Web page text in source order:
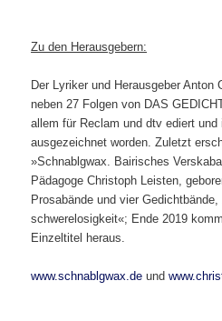
Zu den Herausgebern:
Der Lyriker und Herausgeber Anton
neben 27 Folgen von DAS
allem für Reclam und dtv ediert
ausgezeichnet worden. Zuletzt
»Schnablgwax. Bairisches
Pädagoge Christoph Leisten,
Prosabände und vier
schwerelosigkeit«; Ende 2019
Einzeltitel heraus.
www.schnablgwax.de und